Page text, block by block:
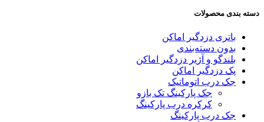
دسته بندی محصولات
باتری دزدگیر اماکن
بدون دسته‌بندی
بلندگو و آژیر دزدگیر اماکن
پک دزدگیر اماکن
جک درب اتوماتیک
جک پارکینگ تک بازو
کرکره درب پارکینگ
جک درب پارکینگ